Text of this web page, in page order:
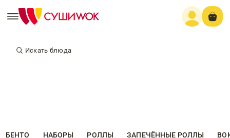
Искать блюда
БЕНТО НАБОРЫ РОЛЛЫ ЗАПЕЧЁННЫЕ РОЛЛЫ